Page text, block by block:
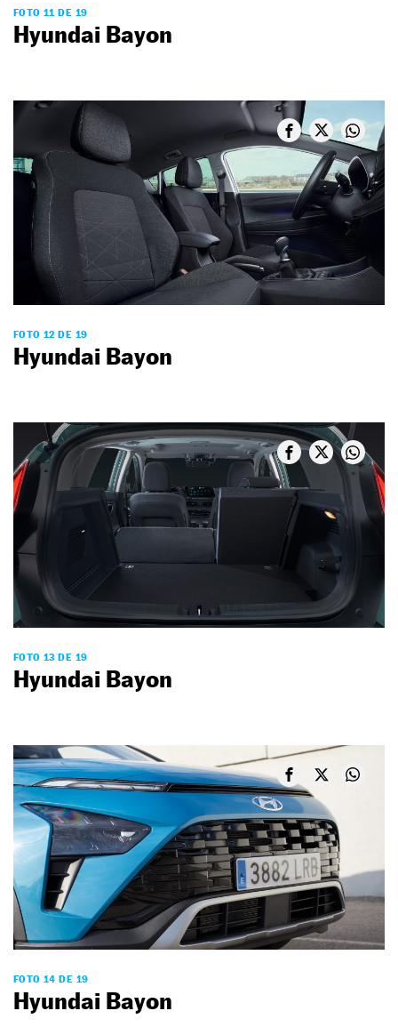
FOTO 11 DE 19
Hyundai Bayon
FOTO 12 DE 19
Hyundai Bayon
FOTO 13 DE 19
Hyundai Bayon
FOTO 14 DE 19
Hyundai Bayon